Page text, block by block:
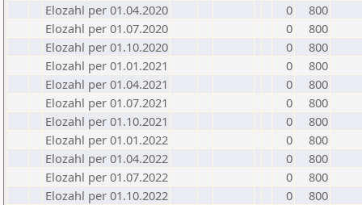
Elozahl per 01.04.2020
0
800
Elozahl per 01.07.2020
0
800
Elozahl per 01.10.2020
0
800
Elozahl per 01.01.2021
0
800
Elozahl per 01.04.2021
0
800
Elozahl per 01.07.2021
0
800
Elozahl per 01.10.2021
0
800
Elozahl per 01.01.2022
0
800
Elozahl per 01.04.2022
0
800
Elozahl per 01.07.2022
0
800
Elozahl per 01.10.2022
0
800